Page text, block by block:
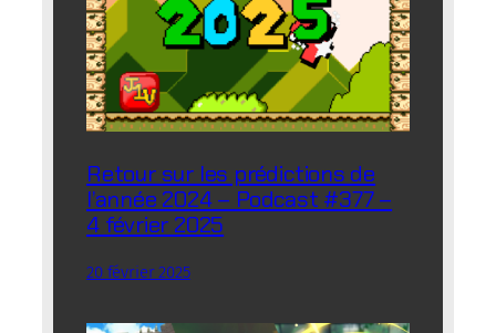
Retour sur les prédictions de
l’année 2024 – Podcast #377 –
4 février 2025
20 février 2025